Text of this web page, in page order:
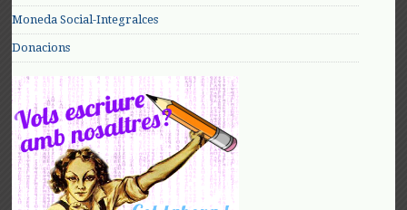
Moneda Social-Integralces
Donacions